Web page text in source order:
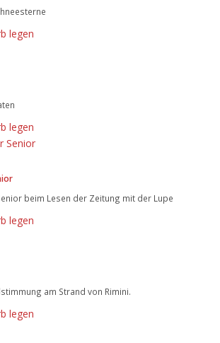
legen
legen
beim Lesen der Zeitung mit der Lupe
legen
am Strand von Rimini.
legen